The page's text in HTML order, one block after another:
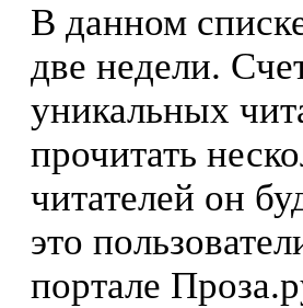
В данном
две недели.
уникальных
прочитать
читателей он
это
портале